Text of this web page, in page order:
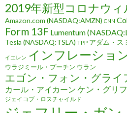
2019年新型コロナウィ
Amazon.com (NASDAQ:AMZN) CNN
Form 13F Lumentum
Tesla (NASDAQ:TSLA) TPP アダム・ス
イエレン インフレーショ
ウラジミール・プーチン ウラン
エゴン・フォン・グライ
カール・アイカーン ケン・グリ
ジェイコブ・ロスチャイルド